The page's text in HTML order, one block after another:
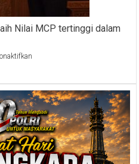
Nilai MCP tertinggi dalam
Bali
Raih
Nilai
MCP
tertinggi
dalam